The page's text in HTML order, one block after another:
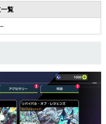
覧
–